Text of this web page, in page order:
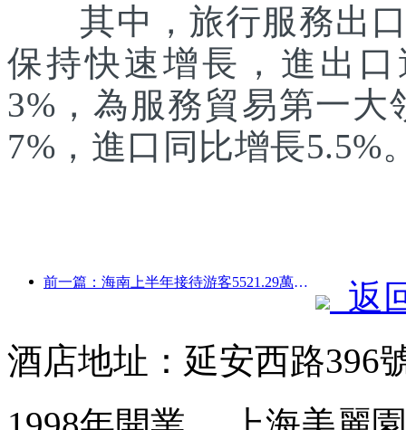
其中，旅行服務出口
保持快速增長，進出口
3%，為服務貿易第一
7%，進口同比增長5.5%
前一篇：海南上半年接待游客5521.29萬人次
返
酒店地址：延安西路396